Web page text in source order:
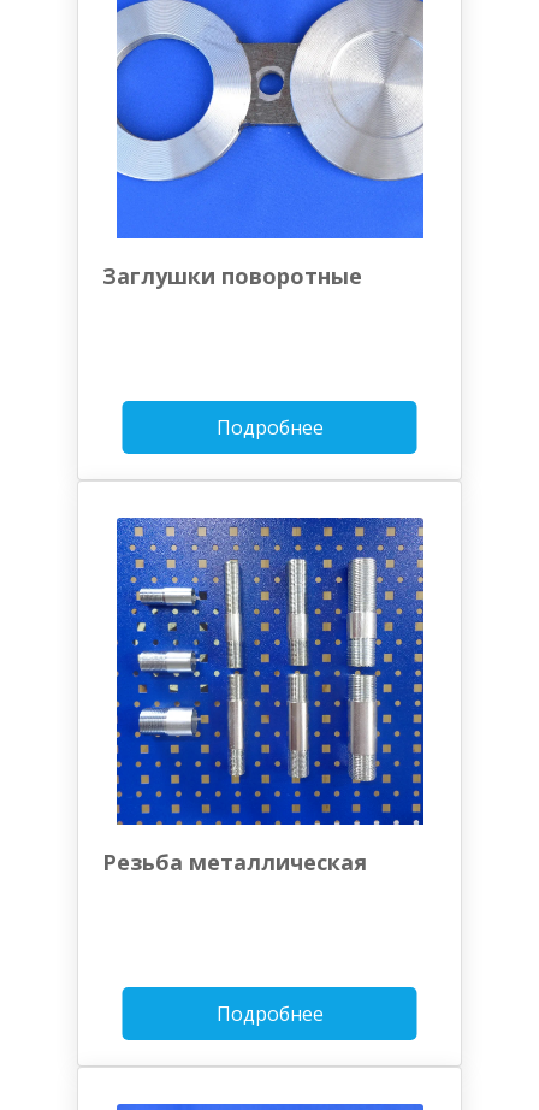
Заглушки поворотные
Подробнее
Резьба металлическая
Подробнее